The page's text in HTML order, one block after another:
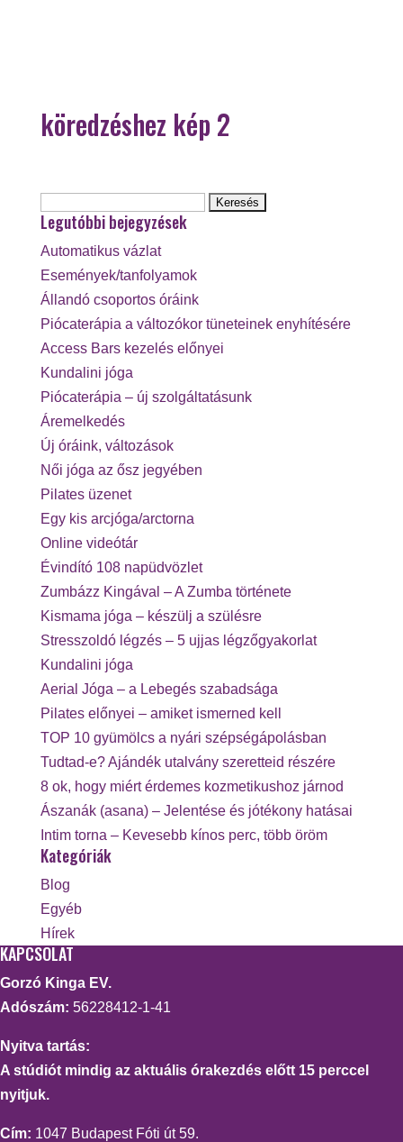
köredzéshez kép 2
Legutóbbi bejegyzések
Automatikus vázlat
Események/tanfolyamok
Állandó csoportos óráink
Piócaterápia a változókor tüneteinek enyhítésére
Access Bars kezelés előnyei
Kundalini jóga
Piócaterápia – új szolgáltatásunk
Áremelkedés
Új óráink, változások
Női jóga az ősz jegyében
Pilates üzenet
Egy kis arcjóga/arctorna
Online videótár
Évindító 108 napüdvözlet
Zumbázz Kingával – A Zumba története
Kismama jóga – készülj a szülésre
Stresszoldó légzés – 5 ujjas légzőgyakorlat
Kundalini jóga
Aerial Jóga – a Lebegés szabadsága
Pilates előnyei – amiket ismerned kell
TOP 10 gyümölcs a nyári szépségápolásban
Tudtad-e? Ajándék utalvány szeretteid részére
8 ok, hogy miért érdemes kozmetikushoz járnod
Ászanák (asana) – Jelentése és jótékony hatásai
Intim torna – Kevesebb kínos perc, több öröm
Kategóriák
Blog
Egyéb
Hírek
KAPCSOLAT
Gorzó Kinga EV.
Adószám: 56228412-1-41
Nyitva tartás:
A stúdiót mindig az aktuális órakezdés előtt 15 perccel
nyitjuk.
Cím: 1047 Budapest Fóti út 59.